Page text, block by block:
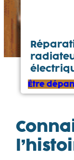
Être